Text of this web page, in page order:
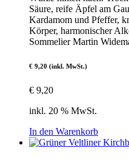
Säure, reife Äpfel am
Kardamom und Pfeffer,
Körper, harmonischer
Sommelier Martin
€ 9,20 (inkl. MwSt.)
€ 9,20
inkl. 20 % MwSt.
In den Warenkorb